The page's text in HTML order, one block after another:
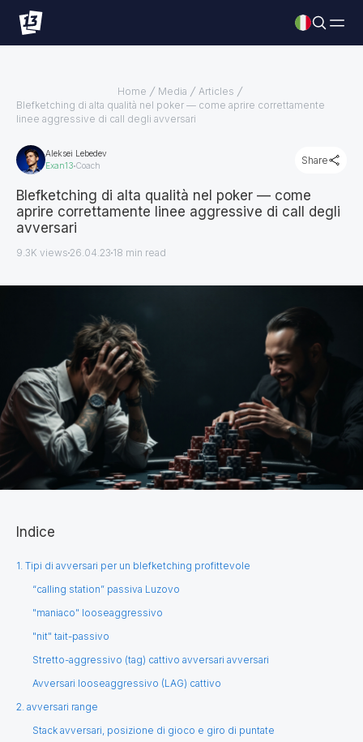
Home Media
Articles
Blefketching di alta qualità nel poker — come aprire correttamente
linee aggressive di call degli avversari
Aleksei Lebedev
Exan13 Coach Share
Blefketching di alta qualità nel poker — come
aprire correttamente linee aggressive di call degli
avversari
9.3K views 26.04.23 18 min read
Indice
1. Tipi di avversari per un blefketching profittevole
“calling station” passiva Luzovo
"maniaco" looseaggressivo
"nit" tait-passivo
Stretto-aggressivo (tag) cattivo avversari avversari
Avversari looseaggressivo (LAG) cattivo
2. avversari range
Stack avversari, posizione di gioco e giro di puntate